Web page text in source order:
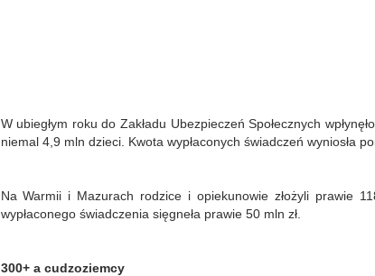
W ubiegłym roku do Zakładu Ubezpieczeń Społecznych
niemal 4,9 mln dzieci. Kwota wypłaconych świadczeń wyniosła
Na Warmii i Mazurach rodzice i opiekunowie złożyli prawie
wypłaconego świadczenia sięgneła prawie 50 mln zł.
300+ a cudzoziemcy